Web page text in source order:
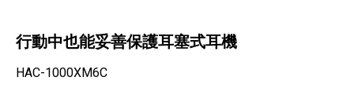
行動中也能妥善保護耳塞式耳機
HAC-1000XM6C